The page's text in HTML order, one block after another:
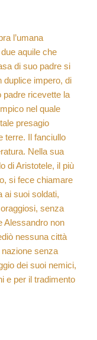
l’umana
aquile che
di suo padre si
duplice impero, di
padre ricevette la
nel quale
presagio
terre. Il fanciullo
Nella sua
di Aristotele, il più
si fece chiamare
ai suoi soldati,
senza
Alessandro non
nessuna città
senza
dei suoi nemici,
e per il tradimento